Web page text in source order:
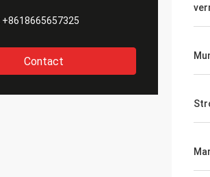
+8618665657325
Contact